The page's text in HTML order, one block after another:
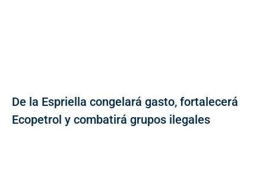
De la Espriella congelará gasto, fortalecerá
Ecopetrol y combatirá grupos ilegales